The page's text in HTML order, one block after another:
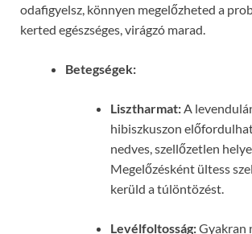
odafigyelsz, könnyen megelőzheted a
kerted egészséges, virágzó marad.
Betegségek:
Lisztharmat:A
hibiszkuszon
nedves, szellőzetlen
Megelőzésként ültess
kerüld a túlöntözést.
Levélfoltosság:Gyakran